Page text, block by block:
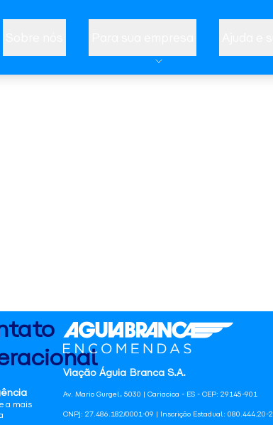
Viação Águia Branca S.A.
Av. Mario Gurgel, 5030 | Cariacica - ES - CEP: 29145-901
CNPJ: 27.486.182/0001-09 | Inscrição Estadual: 080.444.20-2
a mais